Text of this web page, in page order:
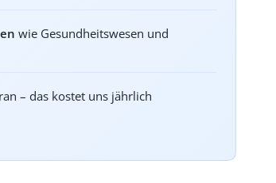
wie Gesundheitswesen und
– das kostet uns jährlich